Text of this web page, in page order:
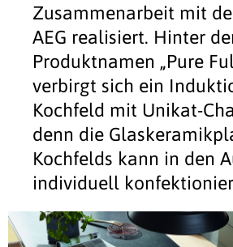
Zusammenarbeit mit
AEG realisiert. Hinter
Produktnamen „Pure
verbirgt sich ein
Kochfeld mit Unikat-
denn die
Kochfelds kann in den
individuell